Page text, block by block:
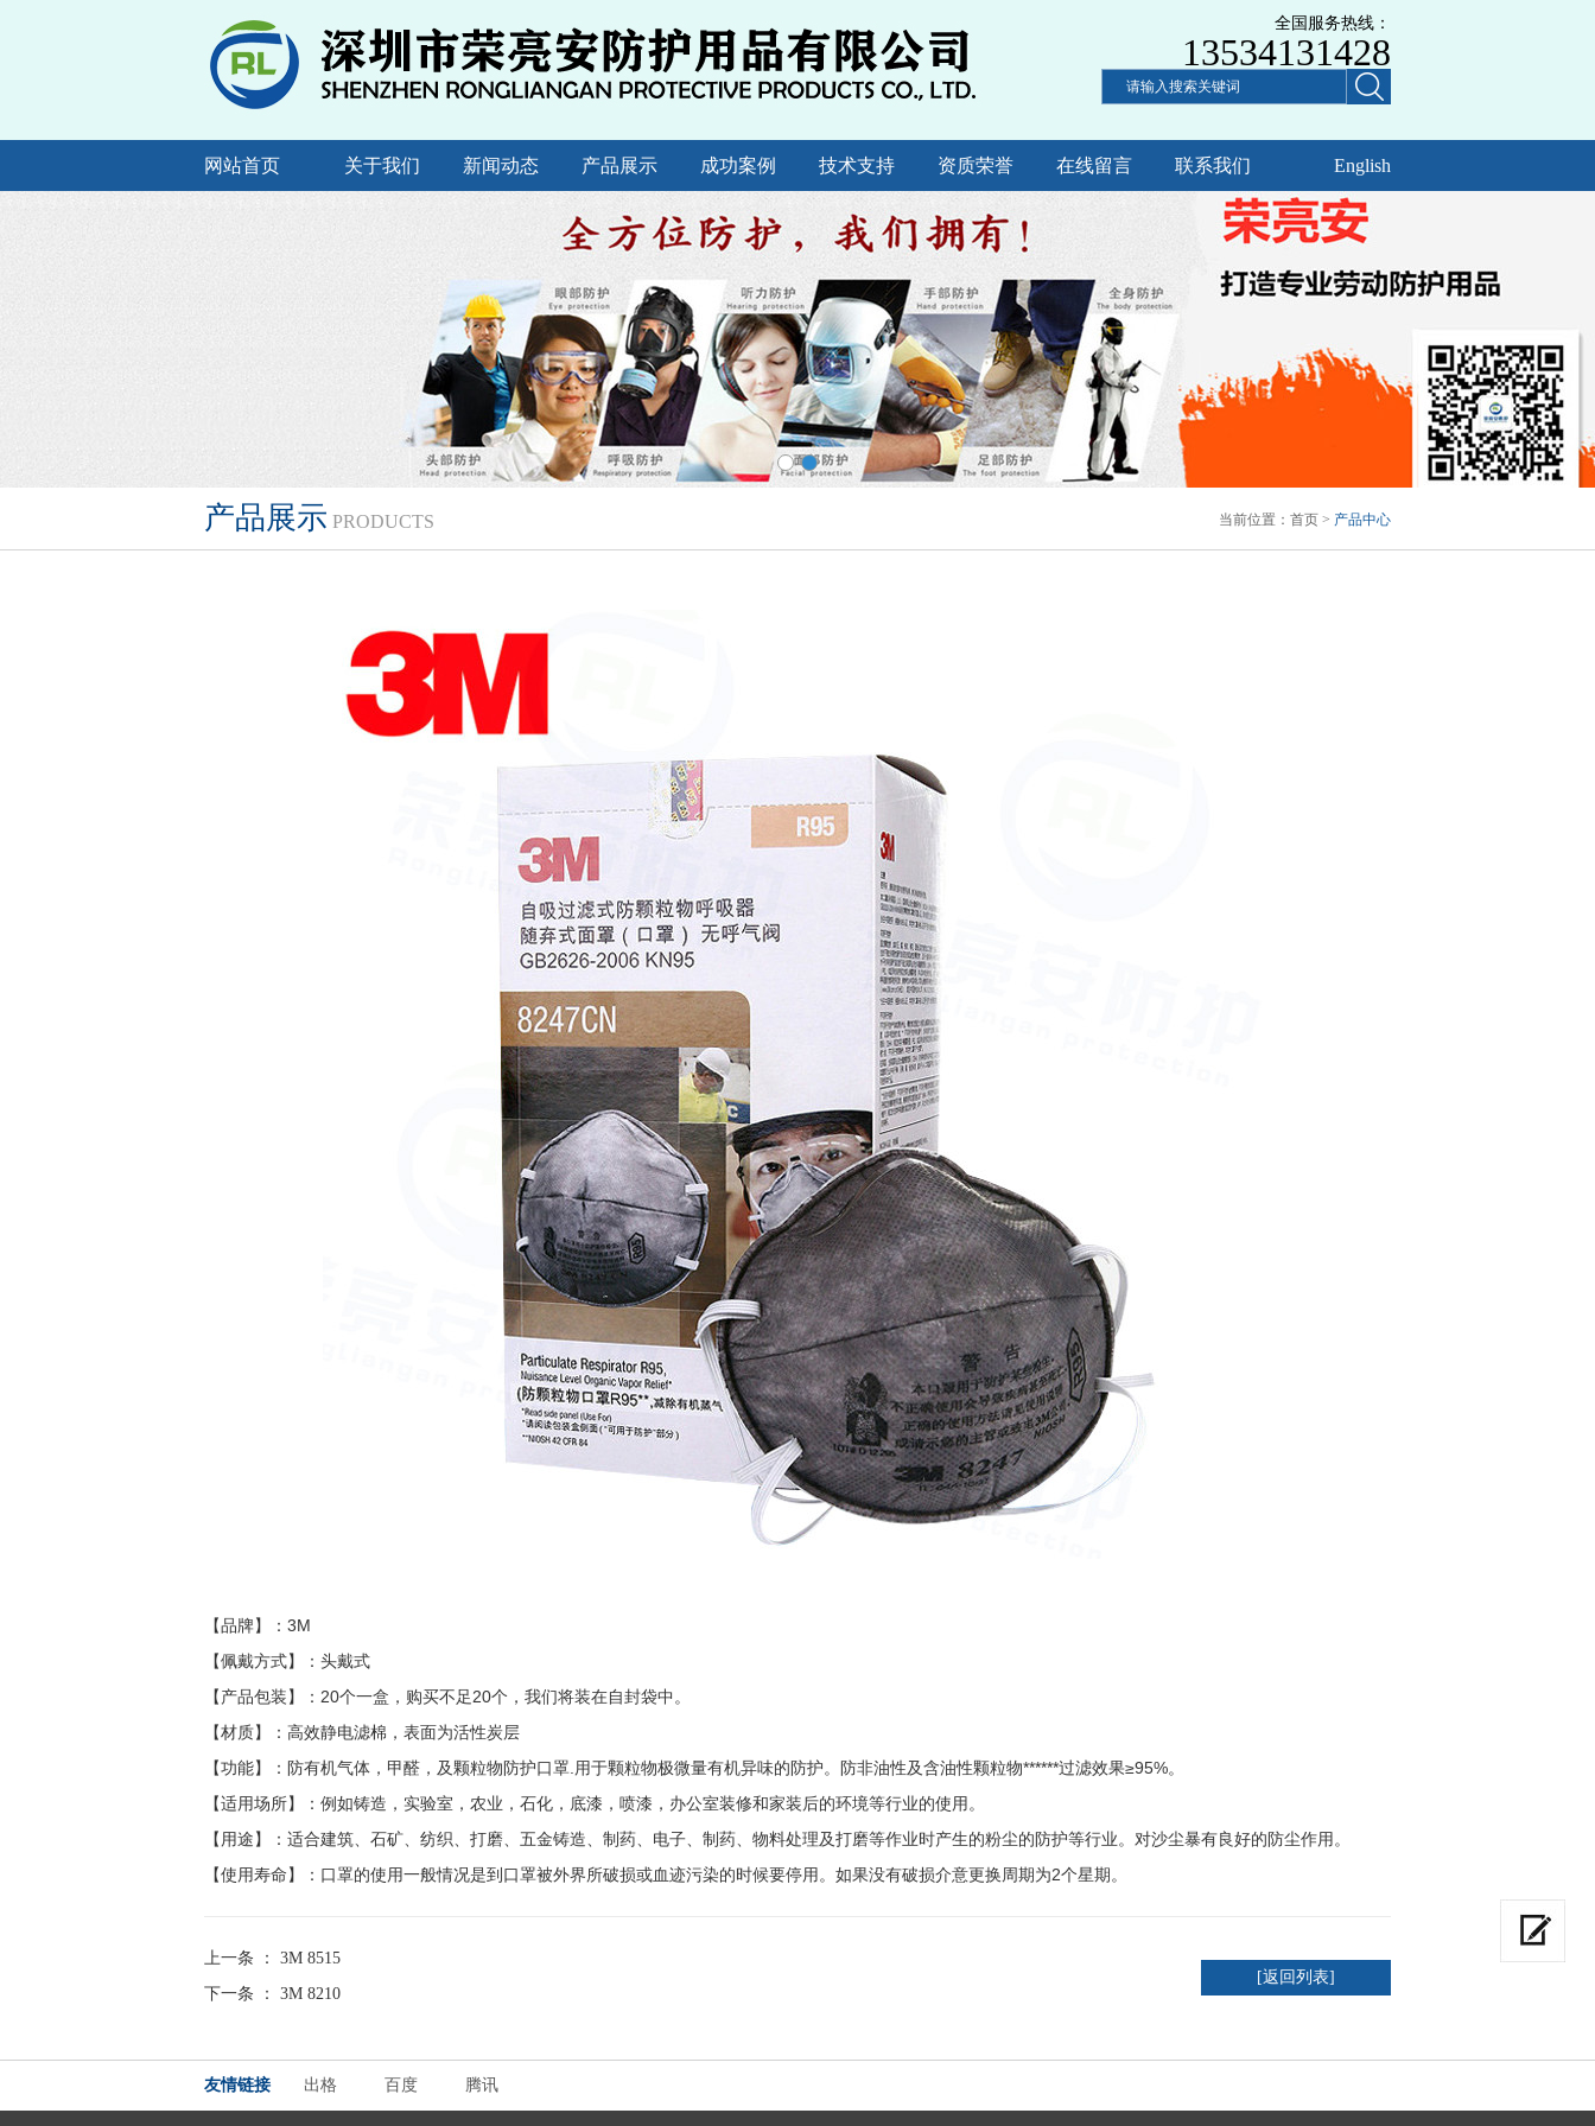
全国服务热线：
13534131428
网站首页 关于我们 新闻动态 产品展示 成功案例 技术支持 资质荣誉 在线留言 联系我们 English
产品展示 PRODUCTS 当前位置： 首页 > 产品中心
【品牌】：3M
【佩戴方式】：头戴式
【产品包装】：20个一盒，购买不足20个，我们将装在自封袋中。
【材质】：高效静电滤棉，表面为活性炭层
【功能】：防有机气体，甲醛，及颗粒物防护口罩.用于颗粒物极微量有机异味的防护。防非油性及含油性颗粒物******过滤效果≥95%。
【适用场所】：例如铸造，实验室，农业，石化，底漆，喷漆，办公室装修和家装后的环境等行业的使用。
【用途】：适合建筑、石矿、纺织、打磨、五金铸造、制药、电子、制药、物料处理及打磨等作业时产生的粉尘的防护等行业。对沙尘暴有良好的防尘作用。
【使用寿命】：口罩的使用一般情况是到口罩被外界所破损或血迹污染的时候要停用。如果没有破损介意更换周期为2个星期。
上一条 ： 3M 8515
下一条 ： 3M 8210
[返回列表]
友情链接 出格 百度 腾讯